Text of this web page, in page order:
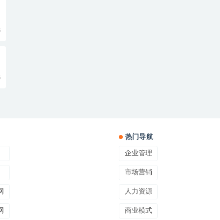
热门导航
企业管理
市场营销
人力资源
商业模式